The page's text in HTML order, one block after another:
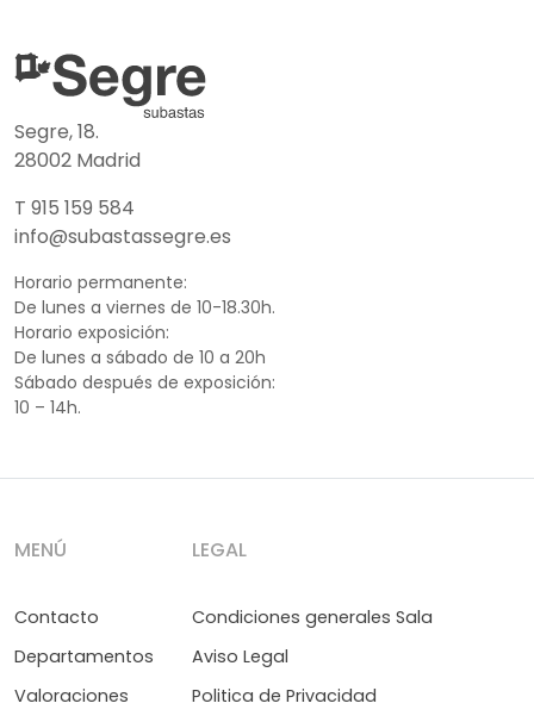
Segre, 18.
28002 Madrid
T 915 159 584
info@subastassegre.es
Horario permanente:
De lunes a viernes de 10-18.30h.
Horario exposición:
De lunes a sábado de 10 a 20h
Sábado después de exposición:
10 – 14h.
MENÚ
Contacto
Departamentos
Valoraciones
LEGAL
Condiciones generales Sala
Aviso Legal
Politica de Privacidad